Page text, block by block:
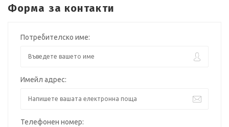
Форма за контакти
Потребителско име:
Имейл адрес:
Телефонен номер: